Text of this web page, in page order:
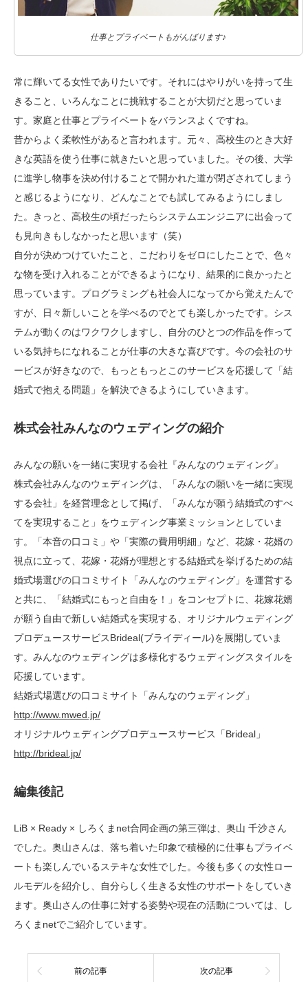
仕事とプライベートもがんばります♪
常に輝いてる女性でありたいです。それにはやりがいを持って生
きること、いろんなことに挑戦することが大切だと思っていま
す。家庭と仕事とプライベートをバランスよくですね。
昔からよく柔軟性があると言われます。元々、高校生のとき大好
きな英語を使う仕事に就きたいと思っていました。その後、大学
に進学し物事を決め付けることで開かれた道が閉ざされてしまう
と感じるようになり、どんなことでも試してみるようにしまし
た。きっと、高校生の頃だったらシステムエンジニアに出会って
も見向きもしなかったと思います（笑）
自分が決めつけていたこと、こだわりをゼロにしたことで、色々
な物を受け入れることができるようになり、結果的に良かったと
思っています。プログラミングも社会人になってから覚えたんで
すが、日々新しいことを学べるのでとても楽しかったです。シス
テムが動くのはワクワクしますし、自分のひとつの作品を作って
いる気持ちになれることが仕事の大きな喜びです。今の会社のサ
ービスが好きなので、もっともっとこのサービスを応援して「結
婚式で抱える問題」を解決できるようにしていきます。
株式会社みんなのウェディングの紹介
みんなの願いを一緒に実現する会社『みんなのウェディング』
株式会社みんなのウェディングは、「みんなの願いを一緒に実現
する会社」を経営理念として掲げ、「みんなが願う結婚式のすべ
てを実現すること」をウェディング事業ミッションとしていま
す。「本音の口コミ」や「実際の費用明細」など、花嫁・花婿の
視点に立って、花嫁・花婿が理想とする結婚式を挙げるための結
婚式場選びの口コミサイト「みんなのウェディング」を運営する
と共に、「結婚式にもっと自由を！」をコンセプトに、花嫁花婿
が願う自由で新しい結婚式を実現する、オリジナルウェディング
プロデュースサービスBrideal(ブライディール)を展開していま
す。みんなのウェディングは多様化するウェディングスタイルを
応援しています。
結婚式場選びの口コミサイト「みんなのウェディング」
http://www.mwed.jp/
オリジナルウェディングプロデュースサービス「Brideal」
http://brideal.jp/
編集後記
LiB × Ready × しろくまnet合同企画の第三弾は、奥山 千沙さん
でした。奥山さんは、落ち着いた印象で積極的に仕事もプライベ
ートも楽しんでいるステキな女性でした。今後も多くの女性ロー
ルモデルを紹介し、自分らしく生きる女性のサポートをしていき
ます。奥山さんの仕事に対する姿勢や現在の活動については、し
ろくまnetでご紹介しています。
前の記事 次の記事